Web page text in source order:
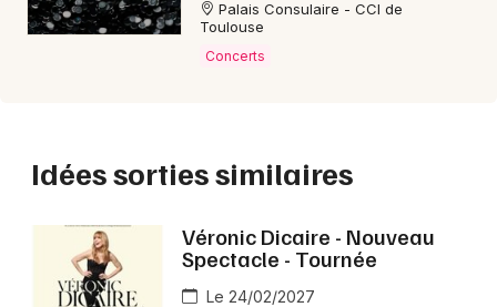
Palais Consulaire - CCI de
Toulouse
Concerts
Idées sorties similaires
Véronic Dicaire - Nouveau
Spectacle - Tournée
Le 24/02/2027